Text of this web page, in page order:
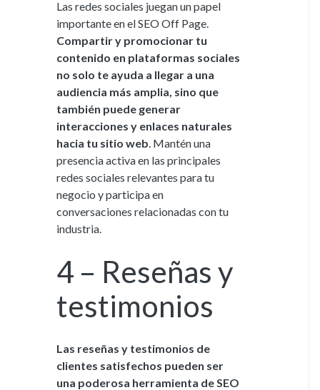
Las redes sociales juegan un papel
importante en el SEO Off Page.
Compartir y promocionar tu
contenido en plataformas sociales
no solo te ayuda a llegar a una
audiencia más amplia, sino que
también puede generar
interacciones y enlaces naturales
hacia tu sitio web . Mantén una
presencia activa en las principales
redes sociales relevantes para tu
negocio y participa en
conversaciones relacionadas con tu
industria.
4 – Reseñas y
testimonios
Las reseñas y testimonios de
clientes satisfechos pueden ser
una poderosa herramienta de SEO